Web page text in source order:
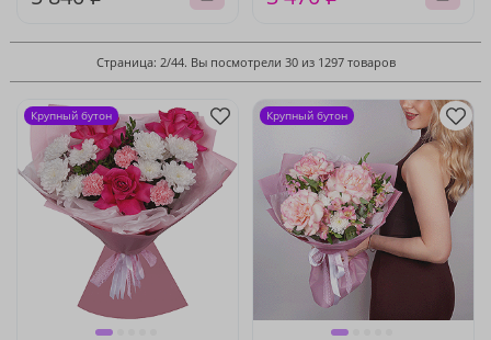
Страница: 2/44. Вы посмотрели 30 из 1297 товаров
Крупный бутон Крупный бутон